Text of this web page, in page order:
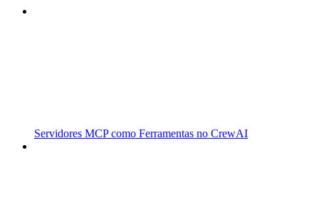
Servidores MCP como Ferramentas no CrewAI